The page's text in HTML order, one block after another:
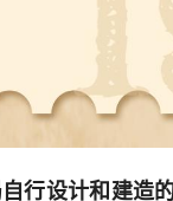
行设计和建造